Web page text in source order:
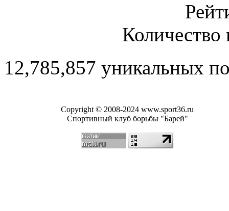
12,785,857 уникальных
Copyright © 2008-2024 www.sport36.ru
Спортивный клуб борьбы "Барей"